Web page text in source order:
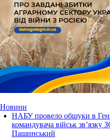
Новини
НАБУ провело обшуки в
командувача військ зв’язку
Пашинський